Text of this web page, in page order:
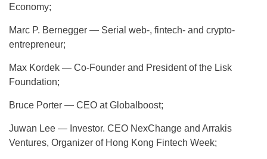
Economy;
Marc P. Bernegger — Serial web-, fintech- and crypto-
entrepreneur;
Max Kordek — Co-Founder and President of the Lisk
Foundation;
Bruce Porter — CEO at Globalboost;
Juwan Lee — Investor. CEO NexChange and Arrakis
Ventures, Organizer of Hong Kong Fintech Week;